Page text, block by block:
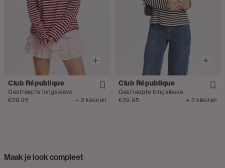
Club République
Gestreepte longsleeve
€29.95
+ 2 kleuren
Club République
Gestreepte longsleeve
€29.95
+ 2 kleuren
Maak je look compleet